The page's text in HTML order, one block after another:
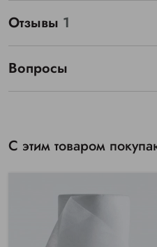
Отзывы 1
Вопросы
С этим товаром